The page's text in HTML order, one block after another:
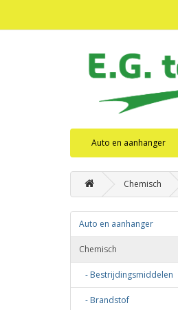
Auto en aanhanger
Chemisch
Auto en aanhanger
Chemisch
- Bestrijdingsmiddelen
- Brandstof